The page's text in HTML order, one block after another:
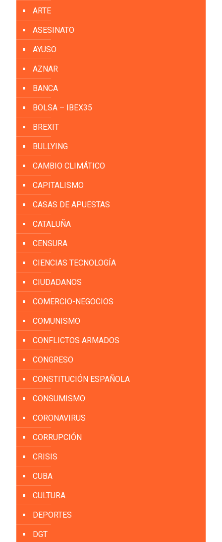
ARTE
ASESINATO
AYUSO
AZNAR
BANCA
BOLSA – IBEX35
BREXIT
BULLYING
CAMBIO CLIMÁTICO
CAPITALISMO
CASAS DE APUESTAS
CATALUÑA
CENSURA
CIENCIAS TECNOLOGÍA
CIUDADANOS
COMERCIO-NEGOCIOS
COMUNISMO
CONFLICTOS ARMADOS
CONGRESO
CONSTITUCIÓN ESPAÑOLA
CONSUMISMO
CORONAVIRUS
CORRUPCIÓN
CRISIS
CUBA
CULTURA
DEPORTES
DGT